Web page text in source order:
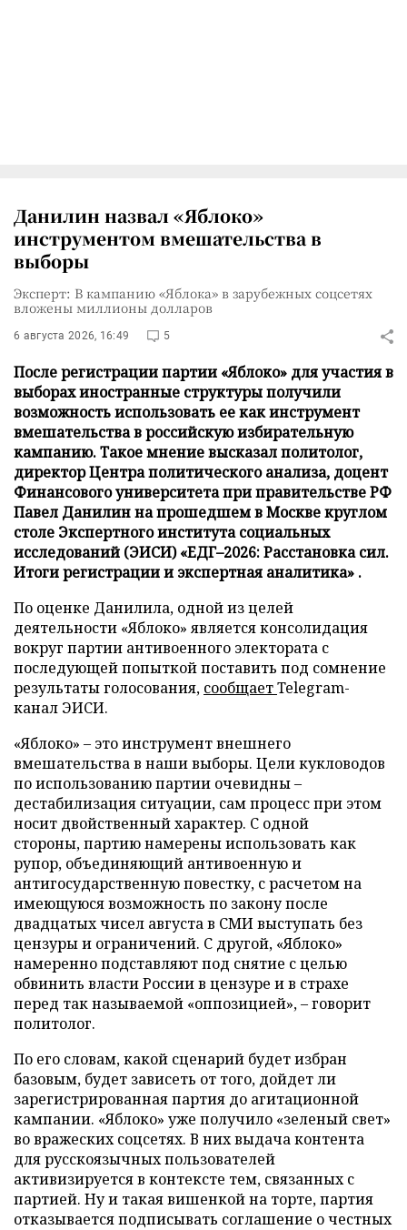
Данилин назвал «Яблоко»
инструментом вмешательства в
выборы
Эксперт: В кампанию «Яблока» в зарубежных соцсетях
вложены миллионы долларов
6 августа 2026, 16:49 5
После регистрации партии «Яблоко» для участия в
выборах иностранные структуры получили
возможность использовать ее как инструмент
вмешательства в российскую избирательную
кампанию. Такое мнение высказал политолог,
директор Центра политического анализа, доцент
Финансового университета при правительстве РФ
Павел Данилин на прошедшем в Москве круглом
столе Экспертного института социальных
исследований (ЭИСИ) «ЕДГ–2026: Расстановка сил.
Итоги регистрации и экспертная аналитика» .
По оценке Данилила, одной из целей
деятельности «Яблоко» является консолидация
вокруг партии антивоенного электората с
последующей попыткой поставить под сомнение
результаты голосования, сообщаетTelegram-
канал ЭИСИ.
«Яблоко» – это инструмент внешнего
вмешательства в наши выборы. Цели кукловодов
по использованию партии очевидны –
дестабилизация ситуации, сам процесс при этом
носит двойственный характер. С одной
стороны, партию намерены использовать как
рупор, объединяющий антивоенную и
антигосударственную повестку, с расчетом на
имеющуюся возможность по закону после
двадцатых чисел августа в СМИ выступать без
цензуры и ограничений. С другой, «Яблоко»
намеренно подставляют под снятие с целью
обвинить власти России в цензуре и в страхе
перед так называемой «оппозицией», – говорит
политолог.
По его словам, какой сценарий будет избран
базовым, будет зависеть от того, дойдет ли
зарегистрированная партия до агитационной
кампании. «Яблоко» уже получило «зеленый свет»
во вражеских соцсетях. В них выдача контента
для русскоязычных пользователей
активизируется в контексте тем, связанных с
партией. Ну и такая вишенкой на торте, партия
отказывается подписывать соглашение о честных